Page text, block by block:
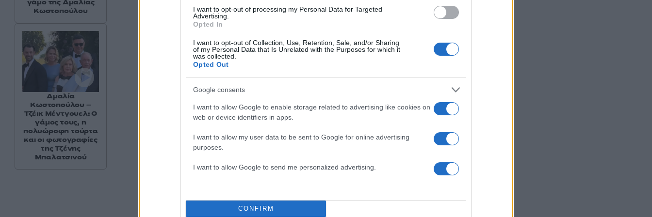
I want to opt-out of processing my Personal Data for Targeted
Advertising.
Opted In
I want to opt-out of Collection, Use, Retention, Sale, and/or Sharing
of my Personal Data that Is Unrelated with the Purposes for which it
was collected.
Opted Out
Google consents
I want to allow Google to enable storage related to advertising like cookies on
web or device identifiers in apps.
I want to allow my user data to be sent to Google for online advertising
purposes.
I want to allow Google to send me personalized advertising.
CONFIRM
Την ίδια ώρα, το ζευγάρι στο after party έκανε μία όμορφη έκπληξη στους
διασκεδάζοντας τους πάντες.
γάμο της Αμαλίας
Κωστοπούλου
Αμαλία
Κωστοπούλου –
Τζέικ Μέντγουελ: Ο
γάμος τους, η
πολυώροφη τούρτα
και οι φωτογραφίες
της Τζένης
Μπαλατσινού